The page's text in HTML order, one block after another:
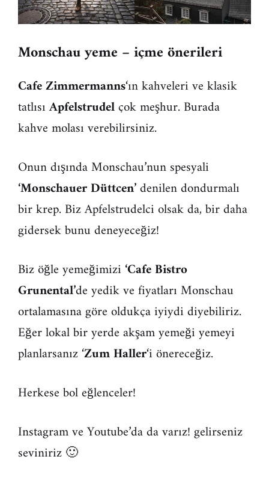
Monschau yeme – içme önerileri
Cafe Zimmermanns‘ın kahveleri ve klasik
tatlısıApfelstrudelçok meşhur. Burada
kahve molası verebilirsiniz.
Onun dışında Monschau’nun spesyali
‘Monschauer Düttcen’denilen dondurmalı
bir krep. Biz Apfelstrudelci olsak da, bir daha
gidersek bunu deneyeceğiz!
Biz öğle yemeğimizi ‘Cafe Bistro
Grunental’de yedik ve fiyatları Monschau
ortalamasına göre oldukça iyiydi diyebiliriz.
Eğer lokal bir yerde akşam yemeği yemeyi
planlarsanız ‘Zum Haller‘i önereceğiz.
Herkese bol eğlenceler!
Instagram ve Youtube’da da varız! gelirseniz
seviniriz 🙂